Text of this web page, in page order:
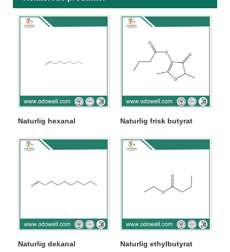
Naturlig hexanal Naturlig frisk butyrat
Naturlig dekanal Naturlig ethylbutyrat